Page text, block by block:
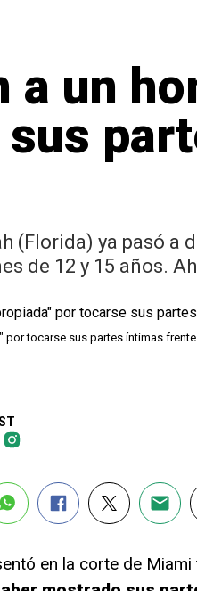
a un
(Florida) ya pasó
de 12 y 15 años.
tocarse sus partes íntimas
en la corte de